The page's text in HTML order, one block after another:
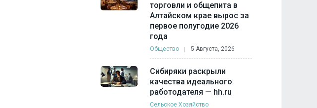
торговли и общепита в
Алтайском крае вырос за
первое полугодие 2026
года
Общество 5 Августа, 2026
Сибиряки раскрыли
качества идеального
работодателя — hh.ru
Сельское Хозяйство